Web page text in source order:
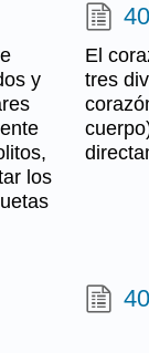
y
los
El
tres